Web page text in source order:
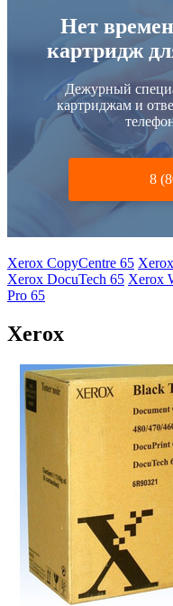
Нет
картридж
Дежурный
картриджам и
8
Xerox CopyCentre 65
Xerox DocuTech 65 Xerox
Pro 65
Xerox